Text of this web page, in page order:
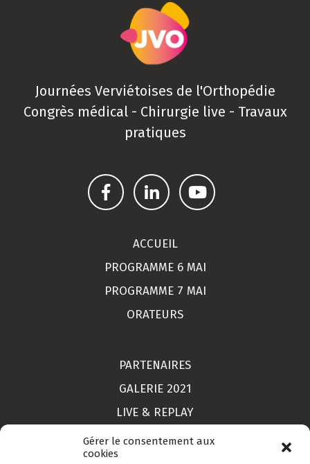
Gérer le consentement aux
cookies
Journées Verviétoises de l'Orthopédie
Congrès médical - Chirurgie live - Travaux
pratiques
ACCUEIL
PROGRAMME 6 MAI
PROGRAMME 7 MAI
ORATEURS
PARTENAIRES
GALERIE 2021
LIVE & REPLAY
MON COMPTE